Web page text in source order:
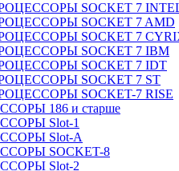
SOCKET 7
SOCKET 7 AMD
SOCKET 7
SOCKET 7 IBM
SOCKET 7 IDT
SOCKET 7 ST
SOCKET-7 RISE
186 и старше
Slot-1
Slot-A
SOCKET-8
Slot-2